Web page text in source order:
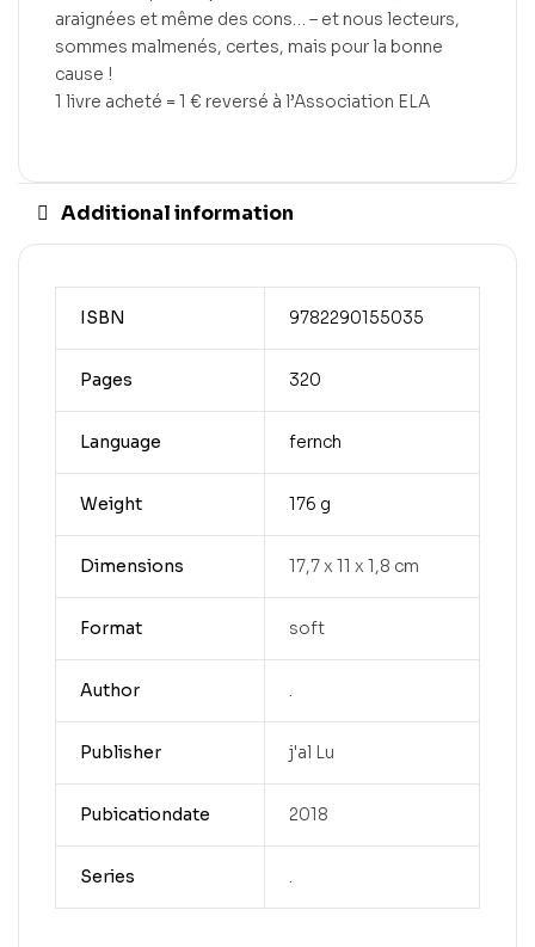
araignées et même des cons… – et nous lecteurs,
sommes malmenés, certes, mais pour la bonne
cause !
1 livre acheté = 1 € reversé à l’Association ELA
Additional information
ISBN 9782290155035
Pages 320
Language fernch
Weight 176 g
Dimensions 17,7 x 11 x 1,8 cm
Format soft
Author .
Publisher j'al Lu
Pubicationdate 2018
Series .